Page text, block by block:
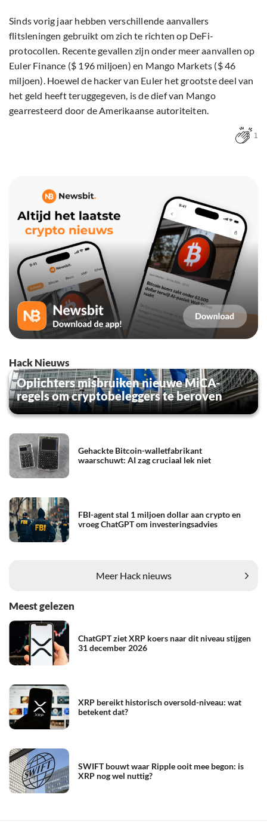
Sinds vorig jaar hebben verschillende aanvallers
flitsleningen gebruikt om zich te richten op DeFi-
protocollen. Recente gevallen zijn onder meer aanvallen op
Euler Finance ($ 196 miljoen) en Mango Markets ($ 46
miljoen). Hoewel de hacker van Euler het grootste deel van
het geld heeft teruggegeven, is de dief van Mango
gearresteerd door de Amerikaanse autoriteiten.
1
Hack Nieuws
Oplichters misbruiken nieuwe MiCA-
regels om cryptobeleggers te beroven
Gehackte Bitcoin-walletfabrikant
waarschuwt: AI zag cruciaal lek niet
FBI-agent stal 1 miljoen dollar aan crypto en
vroeg ChatGPT om investeringsadvies
Meer Hack nieuws
Meest gelezen
ChatGPT ziet XRP koers naar dit niveau stijgen
31 december 2026
XRP bereikt historisch oversold-niveau: wat
betekent dat?
SWIFT bouwt waar Ripple ooit mee begon: is
XRP nog wel nuttig?